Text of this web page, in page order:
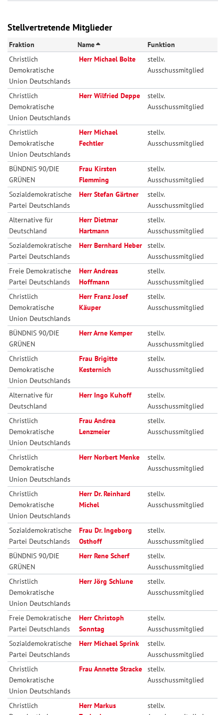
Stellvertretende Mitglieder
Fraktion Name
Funktion
Christlich
Demokratische
Union Deutschlands
Herr Michael Bolte
stellv.
Ausschussmitglied
Christlich
Demokratische
Union Deutschlands
Herr Wilfried Deppe
stellv.
Ausschussmitglied
Christlich
Demokratische
Union Deutschlands
Herr Michael
Fechtler
stellv.
Ausschussmitglied
BÜNDNIS 90/DIE
GRÜNEN
Frau Kirsten
Flemming
stellv.
Ausschussmitglied
Sozialdemokratische
Partei Deutschlands
Herr Stefan Gärtner
stellv.
Ausschussmitglied
Alternative für
Deutschland
Herr Dietmar
Hartmann
stellv.
Ausschussmitglied
Sozialdemokratische
Partei Deutschlands
Herr Bernhard Heber
stellv.
Ausschussmitglied
Freie Demokratische
Partei Deutschlands
Herr Andreas
Hoffmann
stellv.
Ausschussmitglied
Christlich
Demokratische
Union Deutschlands
Herr Franz Josef
Käuper
stellv.
Ausschussmitglied
BÜNDNIS 90/DIE
GRÜNEN
Herr Arne Kemper
stellv.
Ausschussmitglied
Christlich
Demokratische
Union Deutschlands
Frau Brigitte
Kesternich
stellv.
Ausschussmitglied
Alternative für
Deutschland
Herr Ingo Kuhoff
stellv.
Ausschussmitglied
Christlich
Demokratische
Union Deutschlands
Frau Andrea
Lenzmeier
stellv.
Ausschussmitglied
Christlich
Demokratische
Union Deutschlands
Herr Norbert Menke
stellv.
Ausschussmitglied
Christlich
Demokratische
Union Deutschlands
Herr Dr. Reinhard
Michel
stellv.
Ausschussmitglied
Sozialdemokratische
Partei Deutschlands
Frau Dr. Ingeborg
Osthoff
stellv.
Ausschussmitglied
BÜNDNIS 90/DIE
GRÜNEN
Herr Rene Scherf
stellv.
Ausschussmitglied
Christlich
Demokratische
Union Deutschlands
Herr Jörg Schlune
stellv.
Ausschussmitglied
Freie Demokratische
Partei Deutschlands
Herr Christoph
Sonntag
stellv.
Ausschussmitglied
Sozialdemokratische
Partei Deutschlands
Herr Michael Sprink
stellv.
Ausschussmitglied
Christlich
Demokratische
Union Deutschlands
Frau Annette Stracke
stellv.
Ausschussmitglied
Christlich
Herr Markus
stellv.